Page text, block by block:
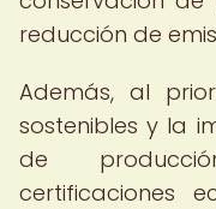
reducción de
Además, al
sostenibles y la
de
certificaciones